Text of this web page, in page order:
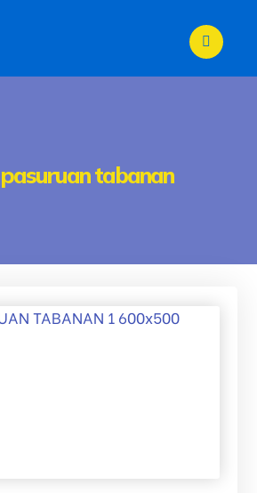
tabanan